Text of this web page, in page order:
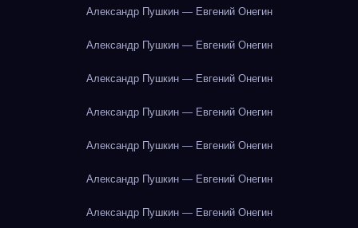
Александр Пушкин — Евгений Онегин
Александр Пушкин — Евгений Онегин
Александр Пушкин — Евгений Онегин
Александр Пушкин — Евгений Онегин
Александр Пушкин — Евгений Онегин
Александр Пушкин — Евгений Онегин
Александр Пушкин — Евгений Онегин